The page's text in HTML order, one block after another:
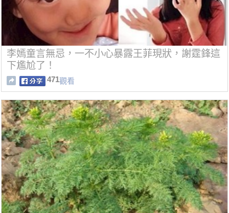
李嫣童言無忌，一不小心暴露王菲現狀，謝霆鋒這
下尷尬了！
471觀看